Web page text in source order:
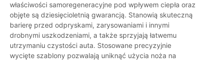
właściwości samoregeneracyjne pod wpływem ciepła oraz
objęte są dziesięcioletnią gwarancją. Stanowią skuteczną
barierę przed odpryskami, zarysowaniami i innymi
drobnymi uszkodzeniami, a także sprzyjają łatwemu
utrzymaniu czystości auta. Stosowane precyzyjnie
wycięte szablony pozwalają uniknąć użycia noża na